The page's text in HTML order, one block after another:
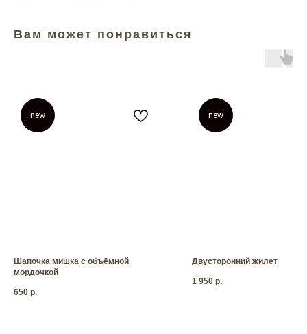
Вам может понравиться
new
Шапочка мишка с объёмной
мордочкой
650 р.
new
Двусторонний жилет
1 950 р.